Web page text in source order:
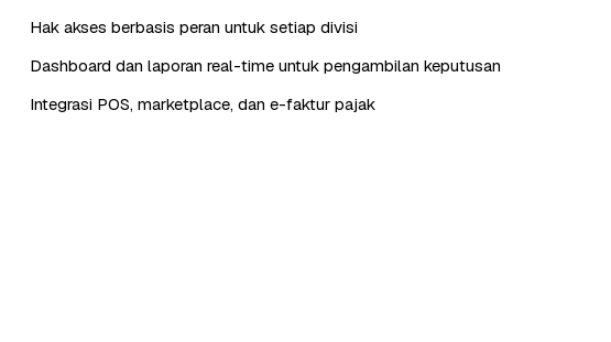
Hak akses berbasis peran untuk setiap divisi
Dashboard dan laporan real-time untuk pengambilan keputusan
Integrasi POS, marketplace, dan e-faktur pajak